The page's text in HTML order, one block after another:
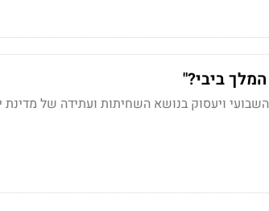
ביבי?"
ויעסוק בנושא השחיתות ועתידה של